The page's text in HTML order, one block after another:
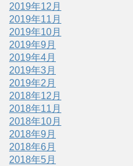
2019年12月
2019年11月
2019年10月
2019年9月
2019年4月
2019年3月
2019年2月
2018年12月
2018年11月
2018年10月
2018年9月
2018年6月
2018年5月